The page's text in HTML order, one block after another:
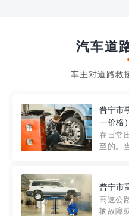
汽车道
车主对道路救
普宁市
一价格）
在日常
至的。
细解析
准，以
普宁市
高速公
辆故障